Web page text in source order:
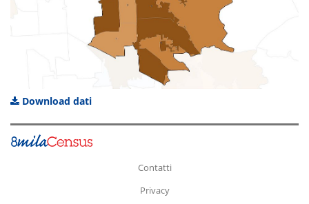
Download dati
Contatti
Privacy